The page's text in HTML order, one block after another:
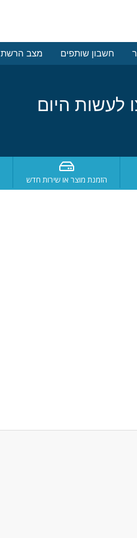
מצב הרשת חשבון שותפים
הזמנת מוצר או שירות חדש